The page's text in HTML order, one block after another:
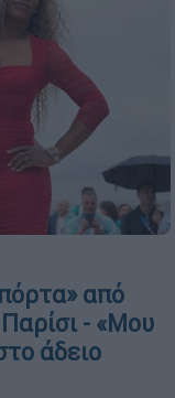
από
- «Μου
άδειο